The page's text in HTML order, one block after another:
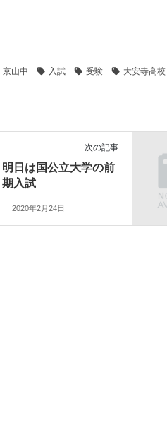
京山中 入試 受験 大安寺高校
次の記事
明日は国公立大学の前
期入試
2020年2月24日